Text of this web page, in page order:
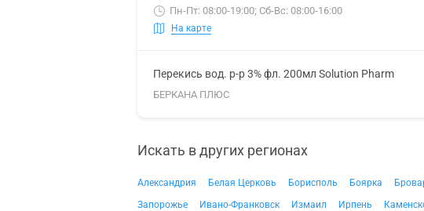
Пн-Пт: 08:00-19:00; Сб-Вс: 08:00-16:00
На карте
Перекись вод. р-р 3% фл. 200мл Solution Pharm
БЕРКАНА ПЛЮС
Искать в других регионах
Александрия Белая Церковь Борисполь Боярка
Запорожье
Ивано-Франковск Измаил Ирпень